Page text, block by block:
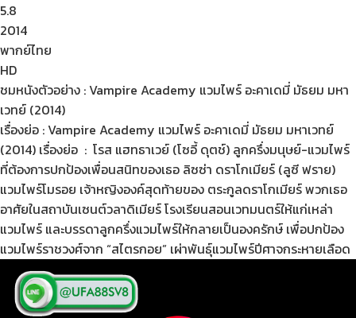
5.8
2014
พากย์ไทย
HD
ชมหนังตัวอย่าง : Vampire Academy แวมไพร์ อะคาเดมี่ มัธยม มหา
เวทย์ (2014)
เรื่องย่อ : Vampire Academy แวมไพร์ อะคาเดมี่ มัธยม มหาเวทย์
(2014) เรื่องย่อ : โรส แฮทธาเวย์ (โซอี้ ดุตช์) ลูกครึ่งมนุษย์-แวมไพร์
ที่ต้องการปกป้องเพื่อนสนิทของเธอ ลิซซ่า ดราโกเมียร์ (ลูซี ฟราย)
แวมไพร์โมรอย เจ้าหญิงองค์สุดท้ายของ ตระกูลดราโกเมียร์ พวกเธอ
อาศัยในสถาบันเซนต์วลาดิเมียร์ โรงเรียนสอนเวทมนตร์ให้แก่เหล่า
แวมไพร์ และบรรดาลูกครึ่งแวมไพร์ให้กลายเป็นองครักษ์ เพื่อปกป้อง
แวมไพร์ราชวงศ์จาก “สไตรกอย” เผ่าพันธุ์แวมไพร์ปีศาจกระหายเลือด